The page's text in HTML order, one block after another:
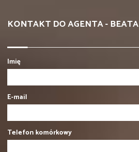
KONTAKT DO AGENTA -
Imię
E-mail
Telefon komórkowy